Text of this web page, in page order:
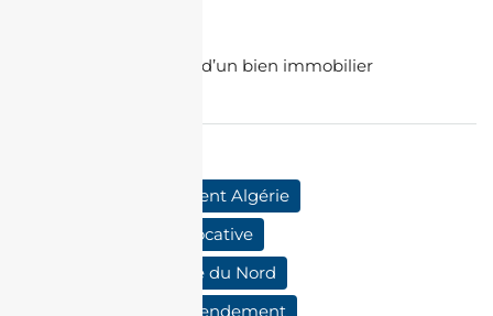
Estimer la valeur d’un bien immobilier
acheter appartement Algérie
calcul rentabilité locative
immobilier Afrique du Nord
immobilier Alger rendement